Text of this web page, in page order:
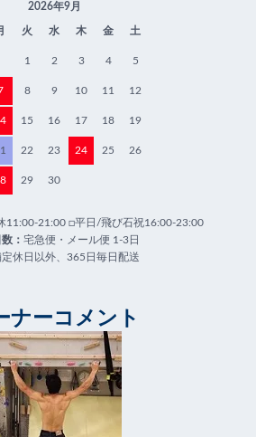
2026年9月
火 水 木 金 土
1 2 3 4 5
8 9 10 11 12
15 16 17 18 19
22 23 24 25 26
29 30
11:00-21:00 □平日/飛び石祝16:00-23:00
： 宅急便・メール便 1-3日
休日以外、365日毎日配送
ナーコメント